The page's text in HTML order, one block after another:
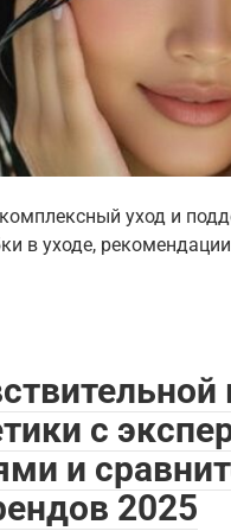
уход и
в уходе,
с
и
2025